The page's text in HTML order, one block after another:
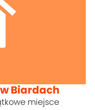
Biardach
miejsce